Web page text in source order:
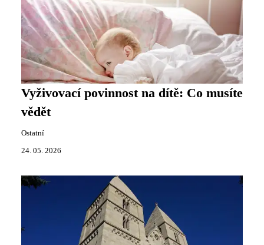
Vyživovací povinnost na dítě: Co musíte
vědět
Ostatní
24. 05. 2026